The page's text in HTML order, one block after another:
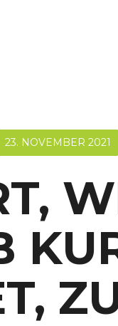
23. NOVEMBER 2021